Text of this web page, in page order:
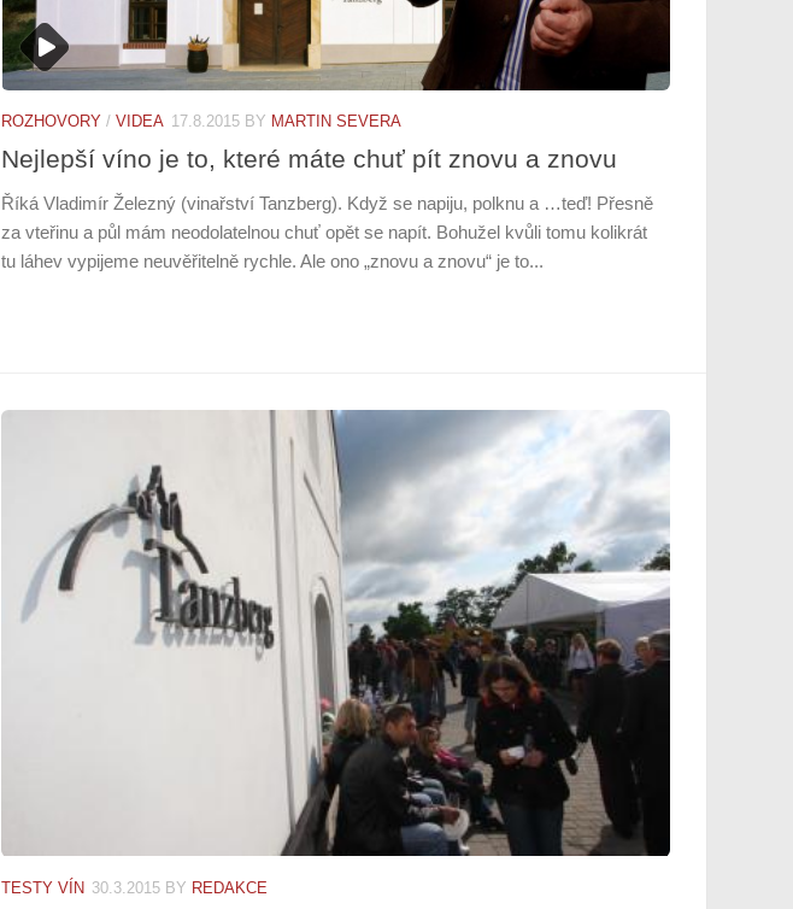
ROZHOVORY / VIDEA 17.8.2015 BY MARTIN SEVERA
Nejlepší víno je to, které máte chuť pít znovu a znovu
Říká Vladimír Železný (vinařství Tanzberg). Když se napiju, polknu a …teď! Přesně
za vteřinu a půl mám neodolatelnou chuť opět se napít. Bohužel kvůli tomu kolikrát
tu láhev vypijeme neuvěřitelně rychle. Ale ono „znovu a znovu“ je to...
TESTY VÍN 30.3.2015 BY REDAKCE